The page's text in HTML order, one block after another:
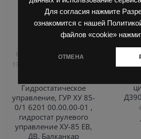
Для согласия нажмите
ознакомится с нашей
файлов «cookie»
ОТМЕНА
Погрузчик ДВ 1792, 1788,
1794, 1784, 1786
Гидростатическое
управление, ГУР ХУ 85-
0/1 6201 00.00.00-01 ,
гидростат рулевого
управление ХУ-85 ЕВ,
ДВ, Балканкар
0